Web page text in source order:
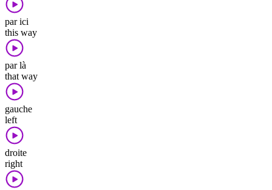
par ici
this way
par là
that way
gauche
left
droite
right